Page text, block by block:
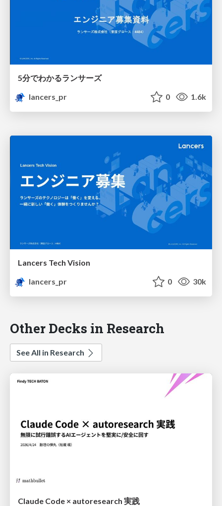
5分でわかるランサーズ
lancers_pr
0 1.6k
Lancers Tech Vision
lancers_pr
0 30k
Other Decks in Research
See All in Research
Claude Code × autoresearch 実践